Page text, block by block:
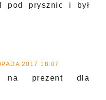
pod prysznic i był
2017 18:07
na prezent dla